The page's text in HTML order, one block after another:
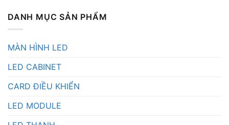
DANH MỤC SẢN PHẨM
MÀN HÌNH LED
LED CABINET
CARD ĐIỀU KHIỂN
LED MODULE